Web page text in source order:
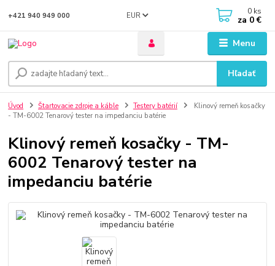
Menu
EUR
Hľadať
+421 940 949 000 0 ks
za 0 €
Úvod Štartovacie zdroje a káble Testery batérií
Klinový remeň kosačky
- TM-6002 Tenarový tester na impedanciu batérie
Klinový remeň kosačky - TM-
6002 Tenarový tester na
impedanciu batérie